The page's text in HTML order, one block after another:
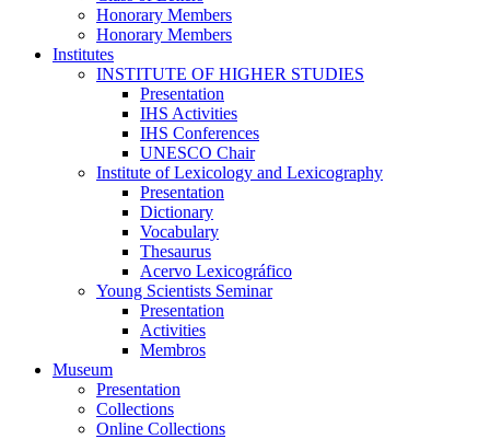
Honorary Members
Honorary Members
Institutes
INSTITUTE OF HIGHER STUDIES
Presentation
IHS Activities
IHS Conferences
UNESCO Chair
Institute of Lexicology and Lexicography
Presentation
Dictionary
Vocabulary
Thesaurus
Acervo Lexicográfico
Young Scientists Seminar
Presentation
Activities
Membros
Museum
Presentation
Collections
Online Collections